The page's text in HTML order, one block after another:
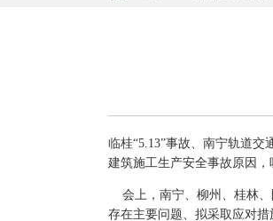
临桂“5.13”事故、南宁轨道
建筑施工生产安全事故原因
会上，南宁、柳州、桂林、
存在主要问题、拟采取应对